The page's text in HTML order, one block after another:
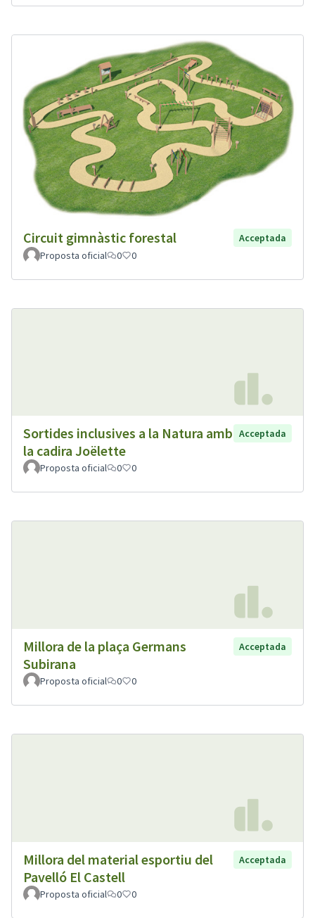
Circuit gimnàstic forestal
Acceptada
Proposta oficial
0 0
Sortides inclusives a la Natura amb
la cadira Joëlette
Acceptada
Proposta oficial 0 0
Millora de la plaça Germans
Subirana
Acceptada
Proposta oficial 0 0
Millora del material esportiu del
Pavelló El Castell
Acceptada
Proposta oficial 0 0